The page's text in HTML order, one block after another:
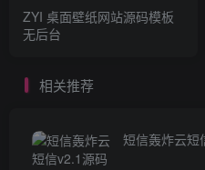
ZYI 桌面壁纸网站源码模板
无后台
相关推荐
短信轰炸云短